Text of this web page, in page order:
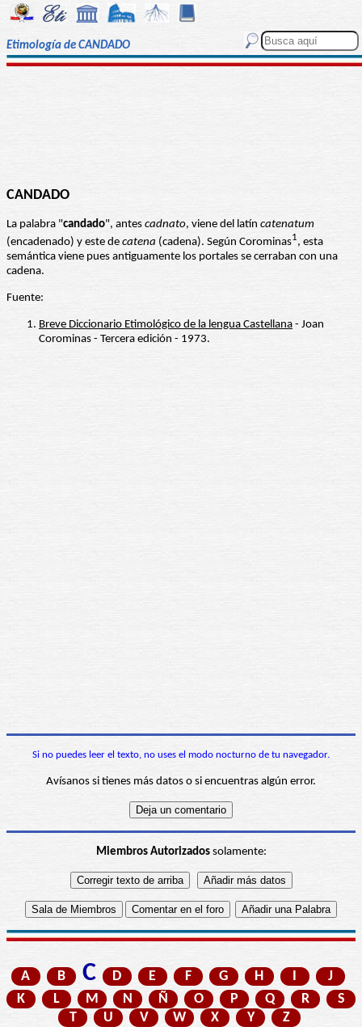
Etimología de CANDADO
CANDADO
La palabra "candado", antes cadnato, viene del latín catenatum
(encadenado) y este de catena (cadena). Según Corominas1, esta
semántica viene pues antiguamente los portales se cerraban con una
cadena.
Fuente:
Breve Diccionario Etimológico de la lengua Castellana - Joan
Corominas - Tercera edición - 1973.
Si no puedes leer el texto, no uses el modo nocturno de tu navegador.
Avísanos si tienes más datos o si encuentras algún error.
Miembros Autorizadossolamente:
A B C D E F G H I
J
K
L M N Ñ O P Q R
S
T
U V W X Y Z